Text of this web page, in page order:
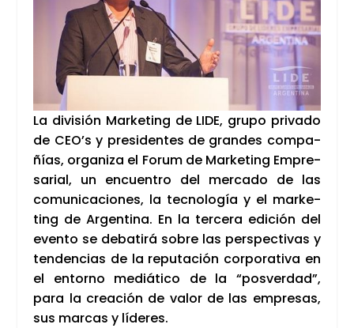
La divi­sión Mar­ke­ting de LIDE, gru­po pri­va­do
de CEO’s y pre­si­den­tes de gran­des com­pa­
ñías, orga­ni­za el Forum de Mar­ke­ting Empre­
sa­rial, un encuen­tro del mer­ca­do de las
comu­ni­ca­cio­nes, la tec­no­lo­gía y el mar­ke­
ting de Argen­ti­na. En la ter­ce­ra edi­ción del
even­to se deba­ti­rá sobre las pers­pec­ti­vas y
ten­den­cias de la repu­tación cor­po­ra­ti­va en
el entorno mediá­ti­co de la “pos­ver­dad”,
para la crea­ción de valor de las empre­sas,
sus mar­cas y líde­res.